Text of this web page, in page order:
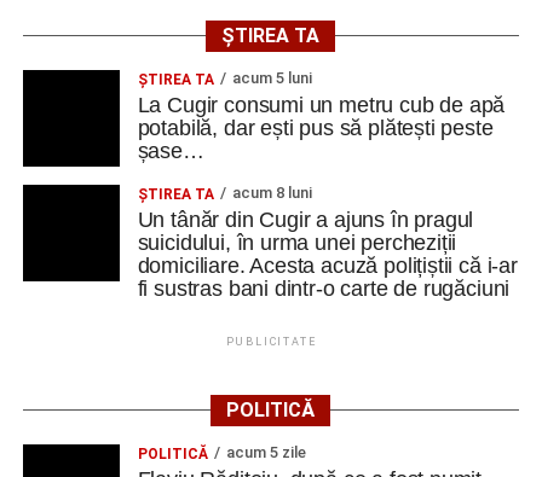
ȘTIREA TA
ȘTIREA TA acum 5 luni
La Cugir consumi un metru cub de apă
potabilă, dar ești pus să plătești peste
șase…
ȘTIREA TA acum 8 luni
Un tânăr din Cugir a ajuns în pragul
suicidului, în urma unei percheziții
domiciliare. Acesta acuză polițiștii că i-ar
fi sustras bani dintr-o carte de rugăciuni
PUBLICITATE
POLITICĂ
POLITICĂ acum 5 zile